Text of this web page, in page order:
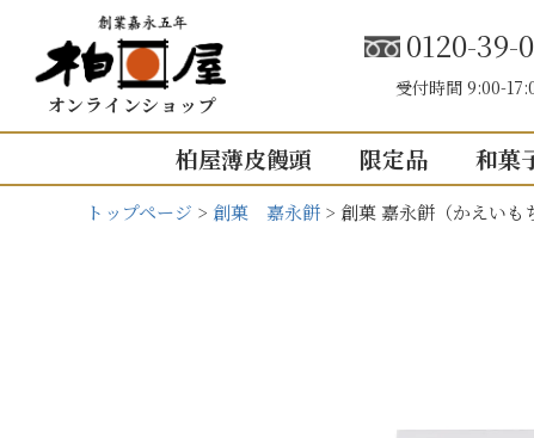
オンラインショップ
0120-39-
受付時間 9:00-
柏屋薄皮饅頭
こしあん
8個入り
5
限定品 和菓
内祝い（お返し
トップページ 創菓 嘉永餅 創菓 嘉永餅（かえいも